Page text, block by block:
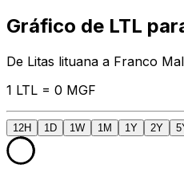
Gráfico de LTL
De Litas lituana a Franco
1 LTL = 0 MGF
12H 1D 1W 1M 1Y 2Y